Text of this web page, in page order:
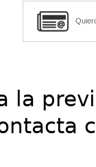
la